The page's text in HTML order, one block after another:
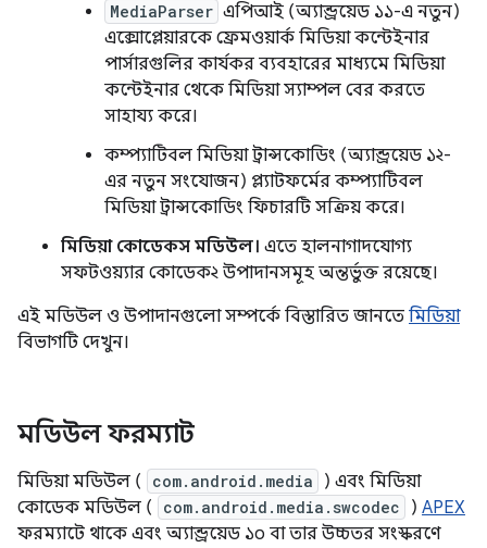
MediaParser এপিআই (অ্যান্ড্রয়েড ১১-এ নতুন)
এক্সোপ্লেয়ারকে ফ্রেমওয়ার্ক মিডিয়া কন্টেইনার
পার্সারগুলির কার্যকর ব্যবহারের মাধ্যমে মিডিয়া
কন্টেইনার থেকে মিডিয়া স্যাম্পল বের করতে
সাহায্য করে।
কম্প্যাটিবল মিডিয়া ট্রান্সকোডিং (অ্যান্ড্রয়েড ১২-
এর নতুন সংযোজন) প্ল্যাটফর্মের কম্প্যাটিবল
মিডিয়া ট্রান্সকোডিং ফিচারটি সক্রিয় করে।
মিডিয়া কোডেকস মডিউল। এতে হালনাগাদযোগ্য
সফটওয়্যার কোডেক২ উপাদানসমূহ অন্তর্ভুক্ত রয়েছে।
এই মডিউল ও উপাদানগুলো সম্পর্কে বিস্তারিত জানতে মিডিয়া
বিভাগটি দেখুন।
মডিউল ফরম্যাট
মিডিয়া মডিউল ( com.android.media
) এবং মিডিয়া
কোডেক মডিউল (
com.android.media.swcodec ) APEX
ফরম্যাটে থাকে এবং অ্যান্ড্রয়েড ১০ বা তার উচ্চতর সংস্করণে